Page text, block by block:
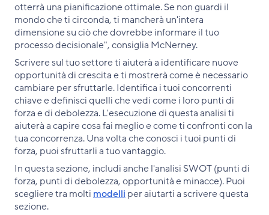
otterrà una pianificazione ottimale. Se non guardi il
mondo che ti circonda, ti mancherà un'intera
dimensione su ciò che dovrebbe informare il tuo
processo decisionale", consiglia McNerney.
Scrivere sul tuo settore ti aiuterà a identificare nuove
opportunità di crescita e ti mostrerà come è necessario
cambiare per sfruttarle. Identifica i tuoi concorrenti
chiave e definisci quelli che vedi come i loro punti di
forza e di debolezza. L'esecuzione di questa analisi ti
aiuterà a capire cosa fai meglio e come ti confronti con la
tua concorrenza. Una volta che conosci i tuoi punti di
forza, puoi sfruttarli a tuo vantaggio.
In questa sezione, includi anche l'analisi SWOT (punti di
forza, punti di debolezza, opportunità e minacce). Puoi
scegliere tra molti modelli per aiutarti a scrivere questa
sezione.